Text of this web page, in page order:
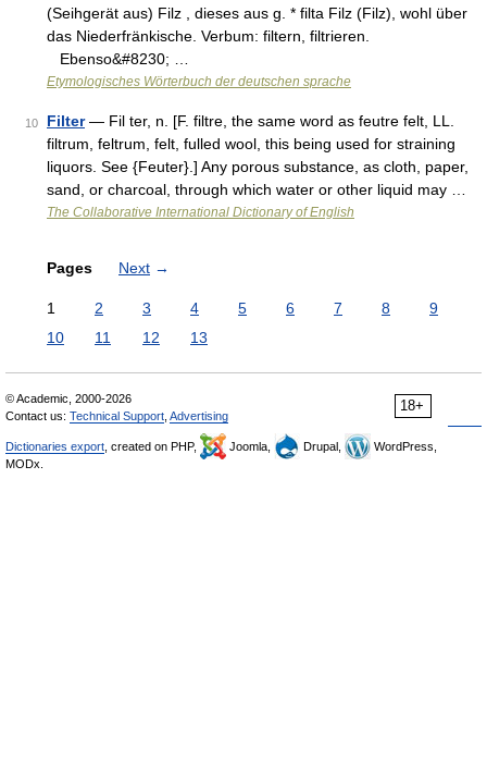
(Seihgerät aus) Filz , dieses aus g. * filta Filz (Filz), wohl über
das Niederfränkische. Verbum: filtern, filtrieren.
Ebenso&#8230; …
Etymologisches Wörterbuch der deutschen sprache
10 Filter— Fil ter, n. [F. filtre, the same word as feutre felt, LL.
filtrum, feltrum, felt, fulled wool, this being used for straining
liquors. See {Feuter}.] Any porous substance, as cloth, paper,
sand, or charcoal, through which water or other liquid may …
The Collaborative International Dictionary of English
Pages Next →
1 2 3 4 5 6 7 8
9
10
11 12 13
18+
© Academic, 2000-2026
Contact us: Technical Support Advertising
Dictionaries export , created on PHP, Joomla, Drupal,
WordPress,
MODx.